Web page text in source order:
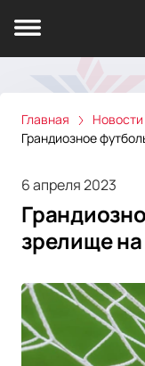
Главная
Новости
Грандиозное
6 апреля 2023
зрелище